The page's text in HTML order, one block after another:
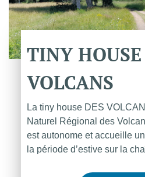
TINYHOUSE
VOLCANS
La tiny house DES
Naturel Régional des
est autonome et accueille
la période d’estive sur la